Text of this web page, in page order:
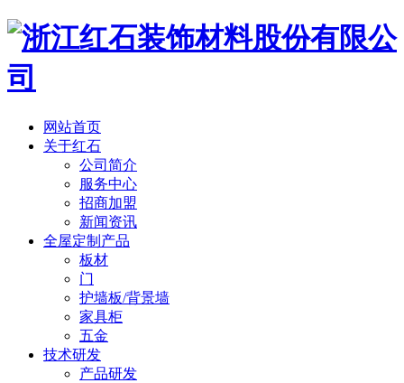
网站首页
关于红石
公司简介
服务中心
招商加盟
新闻资讯
全屋定制产品
板材
门
护墙板/背景墙
家具柜
五金
技术研发
产品研发